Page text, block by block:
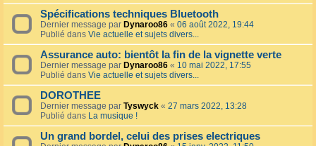
Spécifications techniques Bluetooth
Dernier message par Dynaroo86 « 06 août 2022, 19:44
Publié dans Vie actuelle et sujets divers...
Assurance auto: bientôt la fin de la vignette verte
Dernier message par Dynaroo86 « 10 mai 2022, 17:55
Publié dans Vie actuelle et sujets divers...
DOROTHEE
Dernier message par Tyswyck « 27 mars 2022, 13:28
Publié dans La musique !
Un grand bordel, celui des prises electriques